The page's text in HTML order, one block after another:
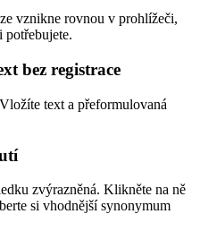
vznikne rovnou v prohlížeči,
bez registrace
text a přeformulovaná
zvýrazněná. Klikněte na ně
si vhodnější synonymum